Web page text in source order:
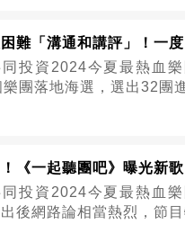
難「溝通和講評」！一
投資2024今夏最熱血樂
樂團落地海選，選出32團
《一起聽團吧》曝光新
投資2024今夏最熱血樂
後網路論相當熱烈，節